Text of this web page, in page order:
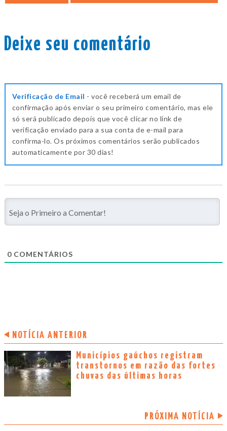
Deixe seu comentário
Verificação de Email - você receberá um email de
confirmação após enviar o seu primeiro comentário, mas ele
só será publicado depois que você clicar no link de
verificação enviado para a sua conta de e-mail para
confirma-lo. Os próximos comentários serão publicados
automaticamente por 30 dias!
0 COMENTÁRIOS
NOTÍCIA ANTERIOR
Municípios gaúchos registram
transtornos em razão das fortes
chuvas das últimas horas
PRÓXIMA NOTÍCIA